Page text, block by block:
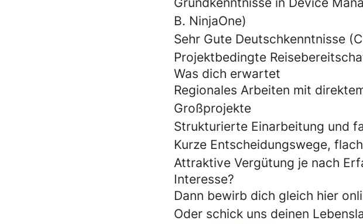
B. NinjaOne)
Sehr Gute Deutschkenntnisse
Projektbedingte
Was dich erwartet
Regionales Arbeiten mit
Großprojekte
Strukturierte Einarbeitung und
Kurze Entscheidungswege,
Attraktive Vergütung je nach
Interesse?
Dann bewirb dich gleich hier
Oder schick uns deinen